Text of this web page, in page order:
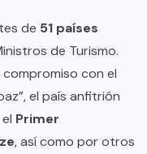
de 51 países
de Turismo.
con el
el país anfitrión
Primer
, así como por otros